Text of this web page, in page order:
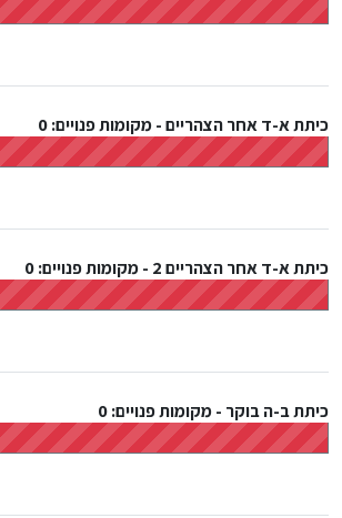
כיתת א-ד אחר הצהריים-מקומות פנויים: 0
כיתת א-ד אחר הצהריים 2 -מקומות פנויים: 0
כיתת ב-ה בוקר -מקומות פנויים: 0